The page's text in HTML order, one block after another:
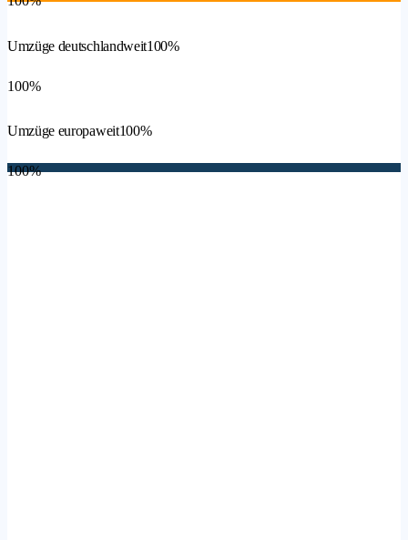
Umzüge deutschlandweit100%
100%
Umzüge europaweit100%
100%